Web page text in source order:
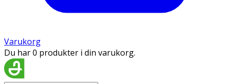
Varukorg
Du har 0 produkter i din varukorg.